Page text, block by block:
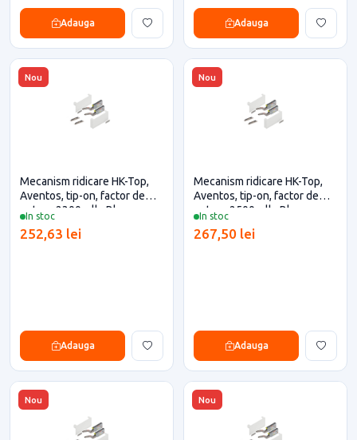
Adauga Adauga
Nou
In stoc
Mecanism ridicare HK-Top,
Aventos, tip-on, factor de
putere 2300, alb, Blum
eficiente
252,63 lei
Adauga
Nou
In stoc
Mecanism ridicare HK-Top,
Aventos, tip-on, factor de
putere 2500, alb, Blum
eficiente
267,50 lei
Adauga
Nou Nou